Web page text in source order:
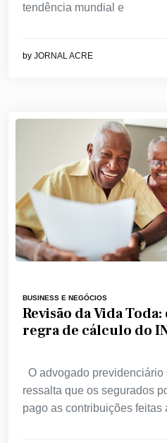
tendência mundial e
by JORNAL ACRE
BUSINESS E NEGÓCIOS
Revisão da Vida
regra de cálculo do
O advogado previdenciário
ressalta que os segurados
pago as contribuições feitas